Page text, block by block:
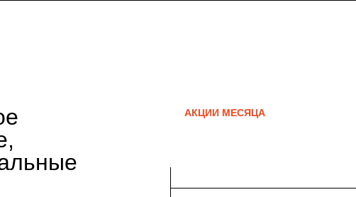
АКЦИИ МЕСЯЦА